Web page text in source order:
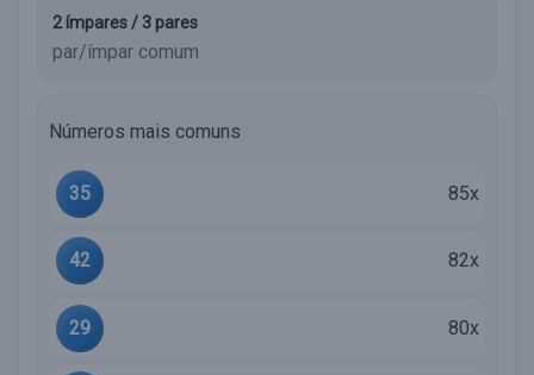
2 ímpares / 3 pares
par/ímpar comum
Números mais comuns
35 85x
42 82x
29 80x